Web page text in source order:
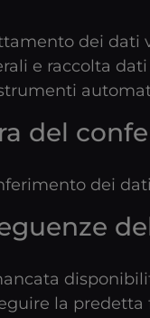
dei dati
e raccolta
del
dei
la predetta